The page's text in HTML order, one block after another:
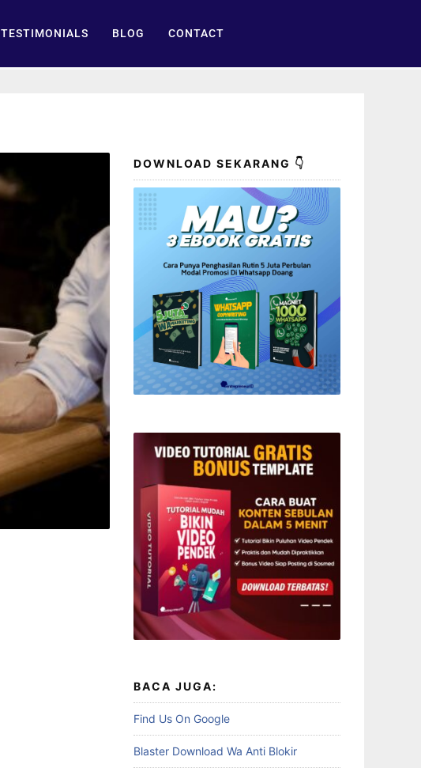
TESTIMONIALS BLOG CONTACT
DOWNLOAD SEKARANG 👇
BACA JUGA:
Find Us On Google
Blaster Download Wa Anti Blokir